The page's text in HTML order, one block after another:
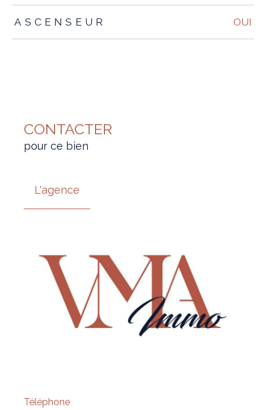
ASCENSEUR OUI
CONTACTER
pour ce bien
L'agence
Téléphone